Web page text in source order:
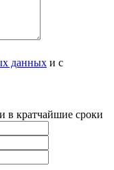
данных и с
в кратчайшие сроки